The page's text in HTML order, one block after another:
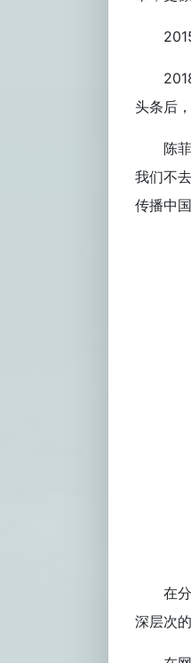
头条后
陈
我们不
传播中国
在
深层次